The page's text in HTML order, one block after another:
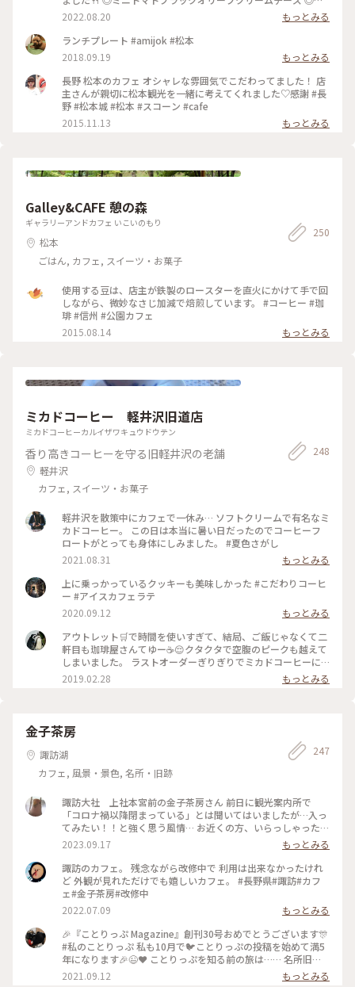
リップコーヒーice ◎信州完熟桃フロマージュクリー厶 ショー
ケースでマフィンを選んだのですが、実際にお皿に載って目の
前にすると、その大きさに驚きました😂 外カリッ中しっとり
ホロホロのマフィンに、甘さがギュッと詰まったミニトマト、
オリーブの香りが絶妙です😋 軽く温めてくださったので中の
クリームチーズがとろっと熱くて、お好みでとお勧めしていた
だいたオリーブオイルをかけたり、何パターンもの美味しさが
楽しめました✨ ドリップコーヒーは酸味少なめで苦味がありつ
つすっきり飲める美味しさ😊 桃のマフィンもどうしても食べ
たくて、翌朝ホテルで食べる用にお持ち帰りで頂きました🍑 ご
の袋もとっても素敵で、美味しくて癒やしの時間になりました
ト #桃 #ことりっぷ長野 #Myことりっぷ #私のことりっぷ2022
2022.08.20
もっとみる
ランチプレート #amijok #松本
2018.09.19
もっとみる
長野 松本のカフェ オシャレな雰囲気でこだわってました！ 店
主さんが親切に松本観光を一緒に考えてくれました♡感謝 #長
野 #松本城 #松本 #スコーン #cafe
2015.11.13
もっとみる
Galley&CAFE 憩の森
ギャラリーアンドカフェ いこいのもり
松本
ごはん, カフェ, スイーツ・お菓子
250
使用する豆は、店主が鉄製のロースターを直火にかけて手で回
しながら、微妙なさじ加減で焙煎しています。 #コーヒー #珈
琲 #信州 #公園カフェ
2015.08.14
もっとみる
ミカドコーヒー 軽井沢旧道店
ミカドコーヒーカルイザワキュウドウテン
香り高きコーヒーを守る旧軽井沢の老舗
軽井沢
カフェ, スイーツ・お菓子
248
軽井沢を散策中にカフェで一休み… ソフトクリームで有名なミ
カドコーヒー。 この日は本当に暑い日だったのでコーヒーフ
ロートがとっても身体にしみました。 #夏色さがし
2021.08.31
もっとみる
上に乗っかっているクッキーも美味しかった #こだわりコーヒ
ー #アイスカフェラテ
2020.09.12
もっとみる
アウトレット🛒で時間を使いすぎて、結局、ご飯じゃなくて二
軒目も珈琲屋さんてゆー☕️😌クタクタで空腹のピークも越えて
しまいました。 ラストオーダーぎりぎりでミカドコーヒーに
すべり込み。 ｢ここは常連さんの席なので、普段は中々ご案内
出来ないんですよ～☺️｣って。これから暖かくなってくるとほ
ちゃんで撮られてました😅｣って💦 恐るべしJK💦 #軽井沢 #ミ
カドコーヒー #素敵な二人
2019.02.28 もっとみる
金子茶房
諏訪湖
カフェ, 風景・景色, 名所・旧跡
247
諏訪大社 上社本宮前の金子茶房さん 前日に観光案内所で
「コロナ禍以降閉まっている」とは聞いてはいましたが…入っ
てみたい！！と強く思う風情… お近くの方、いらっしゃった
ら、再開の時、お知らそいただけたら嬉しいです♥️ #諏訪 #諏
訪大社 #諏訪湖
2023.09.17
もっとみる
諏訪のカフェ。 残念ながら改修中で 利用は出来なかったけれ
ど 外観が見れただけでも嬉しいカフェ。 #長野県#諏訪#カフ
ェ#金子茶房#改修中
2022.07.09
もっとみる
🎉『ことりっぷ Magazine』創刊30号おめでとうございます🎊
#私のことりっぷ 私も10月で🐦️ことりっぷの投稿を始めて満5
年になります🎉😉❤️ ことりっぷを知る前の旅は…… 名所旧
跡、寺社、古道、祭……などを巡るのに忙しく、疲れるとお茶
しましょ……そんな旅でした。 ことりっぷを始めたばかりの
2021.09.12 もっとみる